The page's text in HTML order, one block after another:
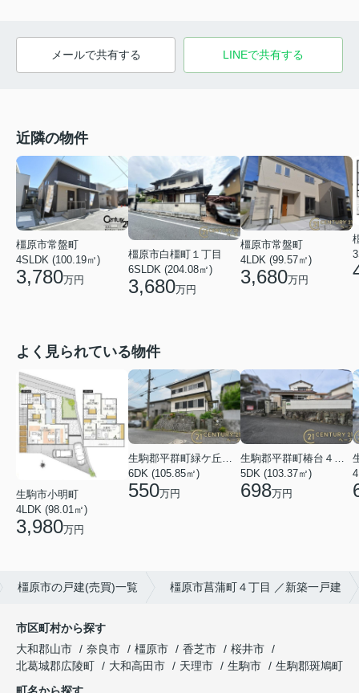
メールで共有する LINEで共有する
近隣の物件
橿原市常盤町
4SLDK (100.19㎡)
3,780万円
橿原市白橿町１丁目
6SLDK (204.08㎡)
3,680万円
橿原市常盤町
4LDK (99.57㎡)
3,680万円
よく見られている物件
生駒市小明町
4LDK (98.01㎡)
3,980万円
生駒郡平群町緑ケ丘５丁目
6DK (105.85㎡)
550万円
生駒郡平群町椿台４丁目
5DK (103.37㎡)
698万円
橿原市の戸建(売買)一覧 橿原市菖蒲町４丁目 ／新築一戸建
市区町村から探す
大和郡山市
奈良市 橿原市 香芝市
桜井市
北葛城郡広陵町
大和高田市 天理市 生駒市
生駒郡斑鳩町
町名から探す